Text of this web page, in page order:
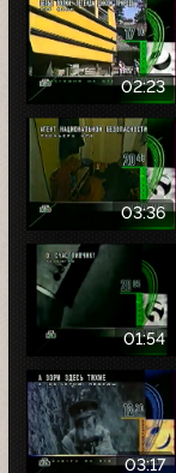
02:23
03:36
01:54
03:17